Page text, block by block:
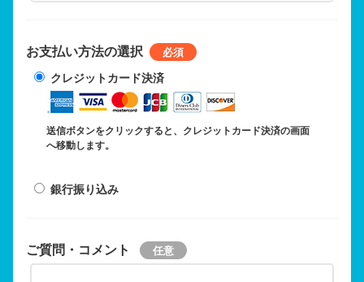
お支払い方法の選択
クレジットカード決済
送信ボタンをクリックすると、クレジットカード決済の画面
へ移動します。
銀行振り込み
ご質問・コメント